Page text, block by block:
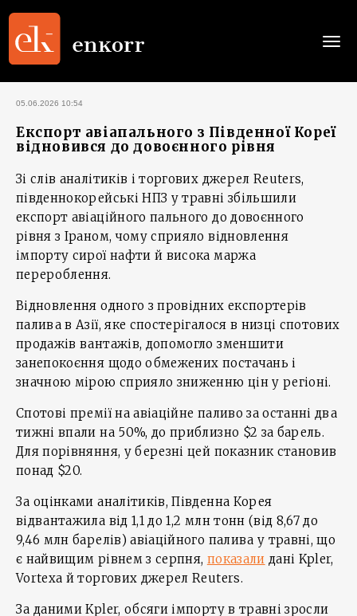
05.06.2026 10:54
Експорт авіапального з Південної Кореї
відновився до довоєнного рівня
Зі слів аналітиків і торгових джерел Reuters,
південнокорейські НПЗ у травні збільшили
експорт авіаційного пального до довоєнного
рівня з Іраном, чому сприяло відновлення
імпорту сирої нафти й висока маржа
перероблення.
Відновлення одного з провідних експортерів
палива в Азії, яке спостерігалося в низці спотових
продажів вантажів, допомогло зменшити
занепокоєння щодо обмежених постачань і
значною мірою сприяло зниженню цін у регіоні.
Спотові премії на авіаційне паливо за останні два
тижні впали на 50%, до приблизно $2 за барель.
Для порівняння, у березні цей показник становив
понад $20.
За оцінками аналітиків, Південна Корея
відвантажила від 1,1 до 1,2 млн тонн (від 8,67 до
9,46 млн барелів) авіаційного палива у травні, що
є найвищим рівнем з серпня, показали дані Kpler,
Vortexa й торгових джерел Reuters.
За даними Kpler, обсяги імпорту в травні зросли